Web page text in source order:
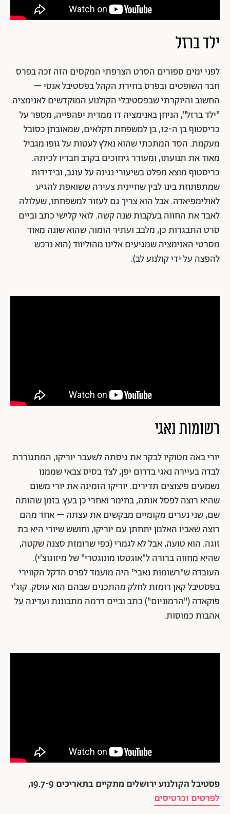
ילד ברזל
לפני ימים ספורים הסרט הצרפתי המקסים הזה זכה בפרס
חבר השופטים ובפרס בחירת הקהל בפסטיבל אנסי –
החשוב והיוקרתי שבפסטיבלי הקולנוע המוקדשים לאנימציה.
"ילד ברזל", הניחן באנימציה דו ממדית יפהפייה, מספר על
כריסטוף בן ה-12, בן למשפחת חקלאים, שמאובחן כסובל
מעקמת. הסד המתכתי שהוא נאלץ לעטות על גופו מגביל
מאוד את תנועתו, ומעורר גיחוכים בקרב חבריו לכיתה.
כריסטוף מוצא מפלט בשיעורי נגינה על עוגב, ובידידות
שמתפתחת בינו לבין שחיינית צעירה ששואפת להגיע
לאולימפיאדה. אבל הוא צריך גם לעזור למשפחתו, שעלולה
לאבד את החווה בעקבות שנה קשה. לואי קלישי כתב וביים
סרט התבגרות כן, מלבב ועתיר הומור, שהוא שונה מאוד
מסרטי האנימציה שמגיעים אלינו מהוליווד (הוא נרכש
להפצה על ידי קולנוע לב).
רשומות נאגי
יורי באה מטוקיו לבקר את גיסתה לשעבר יוריקו, המתגוררת
לבדה בעיירה נאגי בדרום יפן, לצד בסיס צבאי שממנו
נשמעים פיצוצים תדירים. יוריקו הזמינה את יורי משום
שהיא רוצה לפסל אותה, בחימר ואחרי כן בעץ. בזמן שהותה
שם, שני נערים מקומיים מבקשים את עצתה – אחד מהם
רוצה שאביו האלמן יתחתן עם יוריקו, וחושש שיורי היא בת
זוגה. הוא טועה, אבל לא לגמרי (כפי שרומזת סצנה שקטה,
שהיא מחווה ברורה ל"אוגטסו מונוגטרי" של מיזוגוצ'י).
העובדה ש"רשומות נאבי" היה מועמד לפרס הדקל הקווירי
בפסטיבל קאן רומזת לחלק מהתכנים שבהם הוא עוסק. קוג'י
פוקאדה ("הרמוניום") כתב וביים דרמה מתבוננת ועדינה על
אהבות כמוסות.
פסטיבל הקולנוע ירושלים מתקיים בתאריכים 19.7-9,
לפרטים וכרטיסים